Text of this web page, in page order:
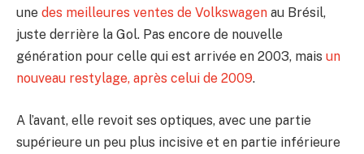
une des meilleures ventes de Volkswagen au Brésil,
juste derrière la Gol. Pas encore de nouvelle
génération pour celle qui est arrivée en 2003, mais un
nouveau restylage, après celui de 2009.
A l’avant, elle revoit ses optiques, avec une partie
supérieure un peu plus incisive et en partie inférieure